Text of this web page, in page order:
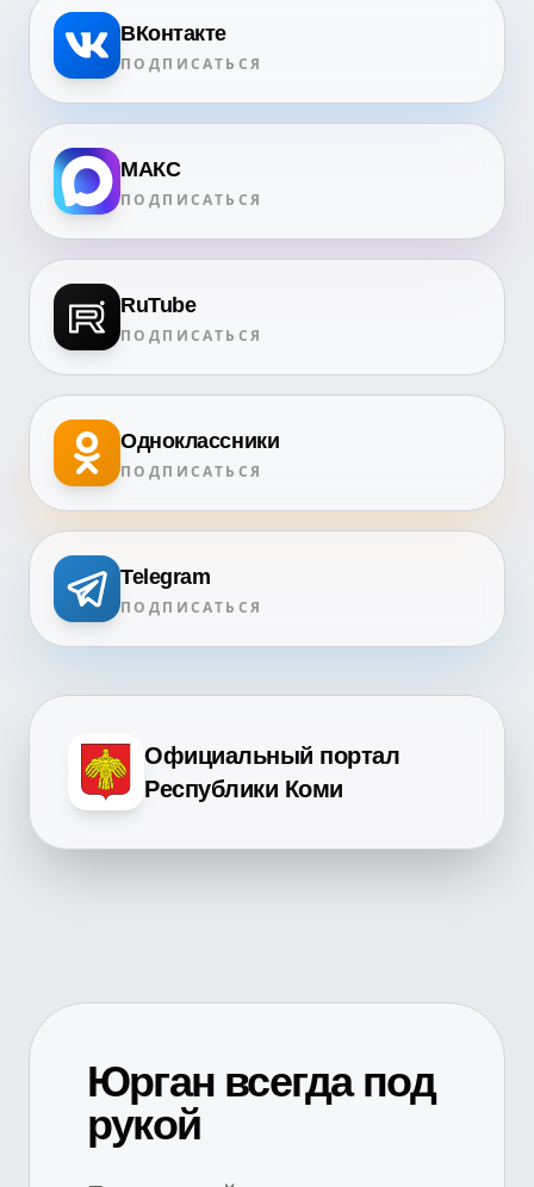
ВКонтакте
ПОДПИСАТЬСЯ
МАКС
ПОДПИСАТЬСЯ
RuTube
ПОДПИСАТЬСЯ
Одноклассники
ПОДПИСАТЬСЯ
Telegram
ПОДПИСАТЬСЯ
Официальный портал
Республики Коми
Юрган всегда под
рукой